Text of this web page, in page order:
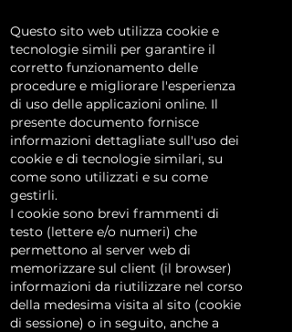
Questo sito web utilizza cookie e
tecnologie simili per garantire il
corretto funzionamento delle
procedure e migliorare l'esperienza
di uso delle applicazioni online. Il
presente documento fornisce
informazioni dettagliate sull'uso dei
cookie e di tecnologie similari, su
come sono utilizzati e su come
gestirli.
I cookie sono brevi frammenti di
testo (lettere e/o numeri) che
permettono al server web di
memorizzare sul client (il browser)
informazioni da riutilizzare nel corso
della medesima visita al sito (cookie
di sessione) o in seguito, anche a